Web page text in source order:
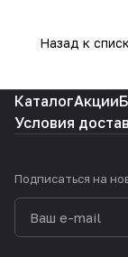
Назад к
КаталогАкции
Условия
Подписаться на